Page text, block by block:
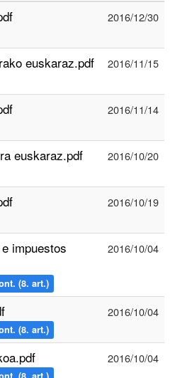
2016/12/30
euskaraz.pdf 2016/11/15
2016/11/14
euskaraz.pdf 2016/10/20
2016/10/19
impuestos
(8. art.)
2016/10/04
(8. art.)
2016/10/04
2016/10/04